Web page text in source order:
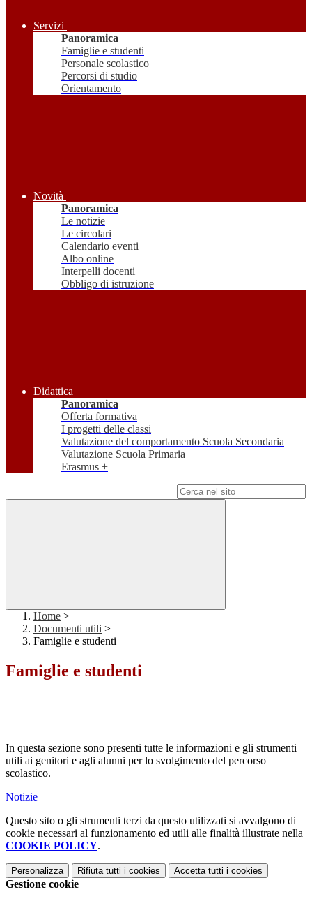
Servizi
Panoramica
Famiglie e studenti
Personale scolastico
Percorsi di studio
Orientamento
Novità
Panoramica
Le notizie
Le circolari
Calendario eventi
Albo online
Interpelli docenti
Obbligo di istruzione
Didattica
Panoramica
Offerta formativa
I progetti delle classi
Valutazione del comportamento Scuola Secondaria
Valutazione Scuola Primaria
Erasmus +
Home >
Documenti utili >
Famiglie e studenti
Famiglie e studenti
In questa sezione sono presenti tutte le informazioni e gli strumenti
utili ai genitori e agli alunni per lo svolgimento del percorso
scolastico.
Notizie
Questo sito o gli strumenti terzi da questo utilizzati si avvalgono di
cookie necessari al funzionamento ed utili alle finalità illustrate nella
COOKIE POLICY.
Personalizza Rifiuta tutti i cookies Accetta tutti i cookies
Gestione cookie